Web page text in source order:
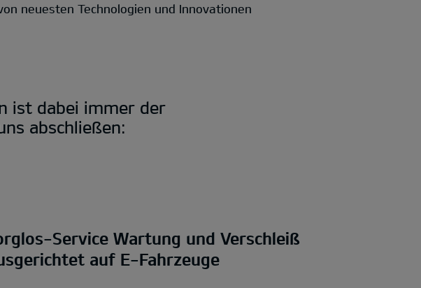
neuesten Technologien und Innovationen
ist dabei immer der
abschließen:
Service Wartung und Verschleiß
auf E-Fahrzeuge